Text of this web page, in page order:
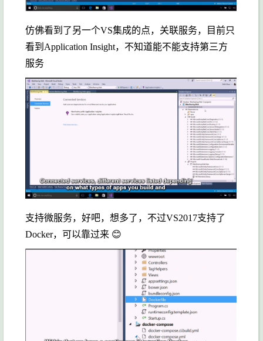
仿佛看到了另一个VS集成的点，关联服务，目前只
看到Application Insight，不知道能不能支持第三方
服务
支持微服务，好吧，想多了，不过VS2017支持了
Docker，可以靠过来 😊